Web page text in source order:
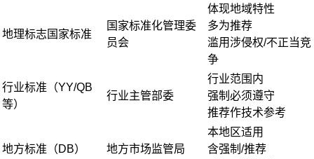
地理标志国家标准
国家标准化管理委
员会
体现地域特性
多为推荐
滥用涉侵权/不正当竞
争
行业标准（YY/QB
等）
行业主管部委
行业范围内
强制必须遵守
推荐作技术参考
地方标准（DB） 地方市场监管局
本地区适用
含强制/推荐